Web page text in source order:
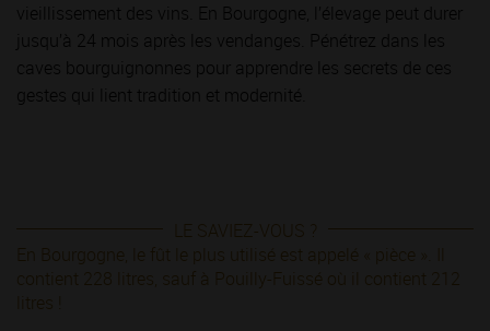
vieillissement des vins. En Bourgogne, l’élevage peut durer
jusqu’à 24 mois après les vendanges. Pénétrez dans les
caves bourguignonnes pour apprendre les secrets de ces
gestes qui lient tradition et modernité.
LE SAVIEZ-VOUS ?
En Bourgogne, le fût le plus utilisé est appelé « pièce ». Il
contient 228 litres, sauf à Pouilly-Fuissé où il contient 212
litres !